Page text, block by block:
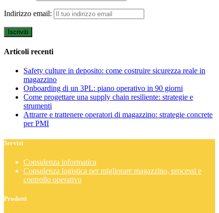
Indirizzo email:
Articoli recenti
Safety culture in deposito: come costruire sicurezza reale in
magazzino
Onboarding di un 3PL: piano operativo in 90 giorni
Come progettare una supply chain resiliente: strategie e
strumenti
Attrarre e trattenere operatori di magazzino: strategie concrete
per PMI
Servizi
Consulenza informatica
Consulenza logistica per migliorare magazzino, processi e
controllo operativo
Prodotti